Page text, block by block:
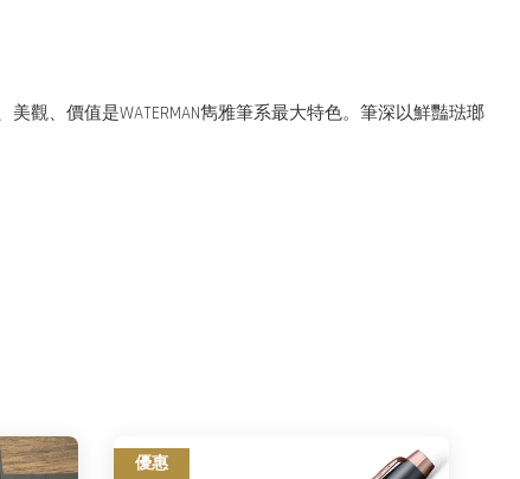
觀、價值是WATERMAN雋雅筆系最大特色。筆深以鮮豔琺瑯
優惠